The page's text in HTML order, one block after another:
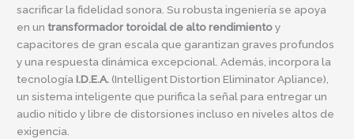
sacrificar la fidelidad sonora. Su robusta ingeniería se apoya
en un transformador toroidal de alto rendimientoy
capacitores de gran escala que garantizan graves profundos
y una respuesta dinámica excepcional. Además, incorpora la
tecnologíaI.D.E.A. (Intelligent Distortion Eliminator Apliance),
un sistema inteligente que purifica la señal para entregar un
audio nítido y libre de distorsiones incluso en niveles altos de
exigencia.